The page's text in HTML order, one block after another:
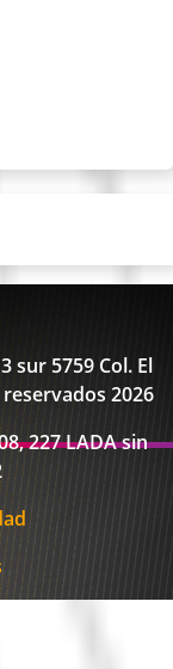
sur 5759 Col. El
2026
227 LADA sin